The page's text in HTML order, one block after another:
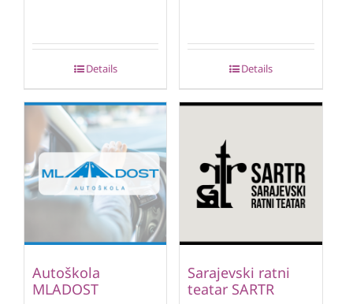
Details Details
Autoškola
MLADOST
Sarajevski ratni
teatar SARTR